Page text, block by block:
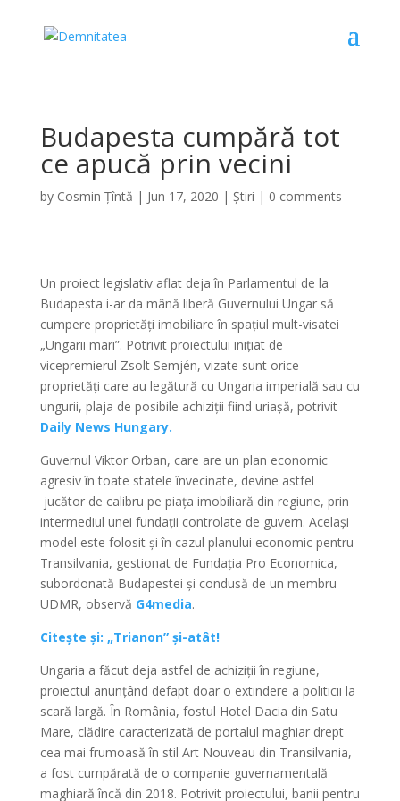
Budapesta cumpără tot
ce apucă prin vecini
by Cosmin Țîntă | Jun 17, 2020 | Știri | 0 comments
Un proiect legislativ aflat deja în Parlamentul de la
Budapesta i-ar da mână liberă Guvernului Ungar să
cumpere proprietăți imobiliare în spațiul mult-visatei
„Ungarii mari”. Potrivit proiectului inițiat de
vicepremierul Zsolt Semjén, vizate sunt orice
proprietăți care au legătură cu Ungaria imperială sau cu
ungurii, plaja de posibile achiziții fiind uriașă, potrivit
Daily News Hungary.
Guvernul Viktor Orban, care are un plan economic
agresiv în toate statele învecinate, devine astfel
jucător de calibru pe piața imobiliară din regiune, prin
intermediul unei fundații controlate de guvern. Același
model este folosit și în cazul planului economic pentru
Transilvania, gestionat de Fundația Pro Economica,
subordonată Budapestei și condusă de un membru
UDMR, observă G4media.
Citește și: „Trianon” și-atât!
Ungaria a făcut deja astfel de achiziții în regiune,
proiectul anunțând defapt doar o extindere a politicii la
scară largă. În România, fostul Hotel Dacia din Satu
Mare, clădire caracterizată de portalul maghiar drept
cea mai frumoasă în stil Art Nouveau din Transilvania,
a fost cumpărată de o companie guvernamentală
maghiară încă din 2018. Potrivit proiectului, banii pentru